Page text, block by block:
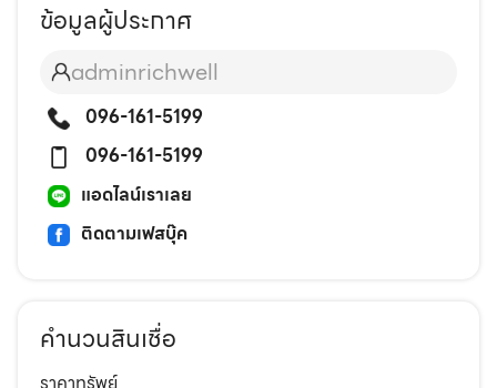
ข้อมูลผู้ประกาศ
adminrichwell
096-161-5199
096-161-5199
แอดไลน์เราเลย
ติดตามเฟสบุ๊ค
คำนวนสินเชื่อ